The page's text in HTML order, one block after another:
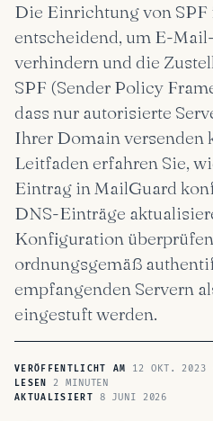
Die Einrichtung von
entscheidend, um E-
verhindern und die
SPF (Sender Policy
dass nur autorisierte
Ihrer Domain versenden
Leitfaden erfahren Sie,
Eintrag in MailGuard
DNS-Einträge
Konfiguration
ordnungsgemäß
empfangenden Servern
eingestuft werden.
VERÖFFENTLICHT AM 12 OKT. 2023
LESEN 2 MINUTEN
AKTUALISIERT 8 JUNI 2026